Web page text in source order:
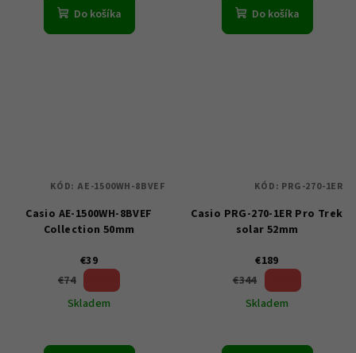
Do košíka Do košíka
Casio AE-1500WH-8BVEF
Collection 50mm
€39
€74
Skladem
KÓD: AE-1500WH-8BVEF
Casio PRG-270-1ER Pro Trek
solar 52mm
€189
€344
Skladem
KÓD: PRG-270-1ER